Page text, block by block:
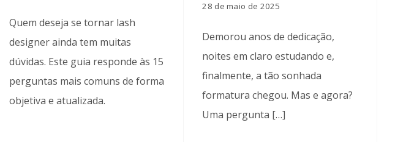
Quem deseja se tornar lash
designer ainda tem muitas
dúvidas. Este guia responde às 15
perguntas mais comuns de forma
objetiva e atualizada.
28 de maio de 2025
Demorou anos de dedicação,
noites em claro estudando e,
finalmente, a tão sonhada
formatura chegou. Mas e agora?
Uma pergunta […]